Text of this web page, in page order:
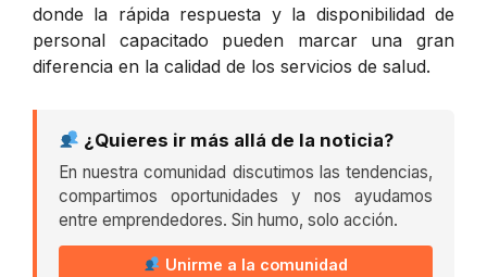
donde la rápida respuesta y la disponibilidad de
personal capacitado pueden marcar una gran
diferencia en la calidad de los servicios de salud.
¿Quieres ir más allá de la noticia?
En nuestra comunidad discutimos las tendencias,
compartimos oportunidades y nos ayudamos
entre emprendedores. Sin humo, solo acción.
Unirme a la comunidad